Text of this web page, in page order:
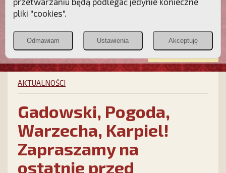
Polonia
Christiana
PCh24.pl
Przymierze
POZNAJ APOSTOLAT FATIMY WESPRZYJ
NAS
AKTUALNOŚCI
Gadowski, Pogoda,
Warzecha, Karpiel!
Zapraszamy na
ostatnie przed
pliki "cookies".
Odmawiam Ustawienia Akceptuję